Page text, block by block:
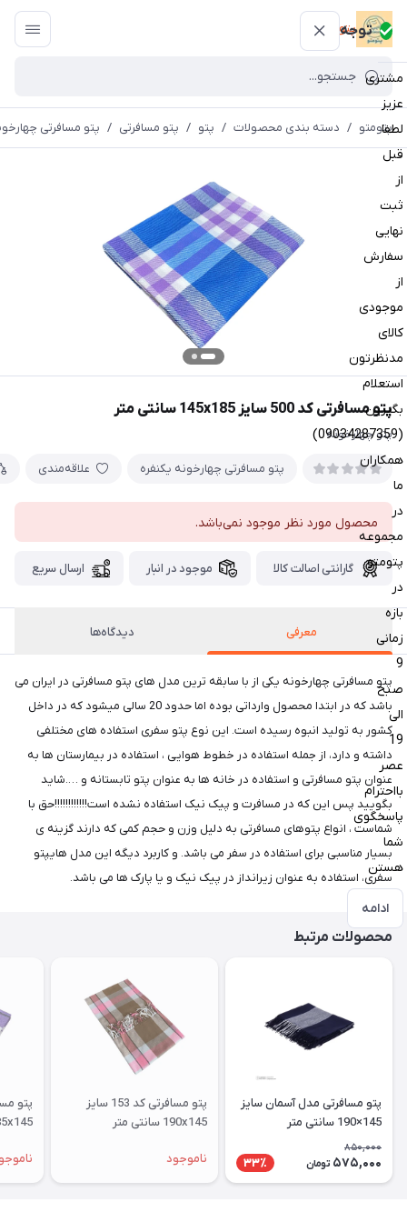
توجه
مشتری
عزیز
لطفا
قبل
از
ثبت
نهایی
سفارش
از
موجودی
کالای
مدنظرتون
استعلام
بگیرین
(09034287359)
همکاران
ما
در
مجموعه
پتومتو
در
بازه
زمانی
9
صبح
الی
19
عصر
بااحترام
پاسخگوی
شما
هستن
ادامه
پتومتو
پتومتو / دسته بندی محصولات / پتو / پتو مسافرتی / پتو مسافرتی
پتو مسافرتی کد 500 سایز 145x185 سانتی متر
پتو چهارخونه
پتو مسافرتی چهارخونه یکنفره علاقه‌مندی
محصول مورد نظر موجود نمی‌باشد.
گارانتی اصالت کالا موجود در انبار ارسال سریع
معرفی دیدگاه‌ها
پتو مسافرتی چهارخونه یکی از با سابقه ترین مدل های پتو مسافرتی در ایران می
باشد که در ابتدا محصول وارداتی بوده اما حدود 20 سالی میشود که در داخل
کشور به تولید انبوه رسیده است. این نوع پتو سفری استفاده های مختلفی
داشته و دارد، از جمله استفاده در خطوط هوایی ، استفاده در بیمارستان ها به
عنوان پتو مسافرتی و استفاده در خانه ها به عنوان پتو تابستانه و ….شاید
بگویید پس این که در مسافرت و پیک نیک استفاده نشده است!!!!!!!!!!!!حق با
شماست ، انواع پتوهای مسافرتی به دلیل وزن و حجم کمی که دارند گزینه ی
بسیار مناسبی برای استفاده در سفر می باشد. و کاربرد دیگه این مدل هایپتو
سفری، استفاده به عنوان زیرانداز در پیک نیک و یا پارک ها می باشد.
محصولات مرتبط
پتو مسافرتی مدل آسمان سایز
145×190 سانتی متر
850,000
575,000 تومان 33٪
پتو مسافرتی کد 153 سایز
190x145 سانتی متر
ناموجود
185x145 سانتی متر